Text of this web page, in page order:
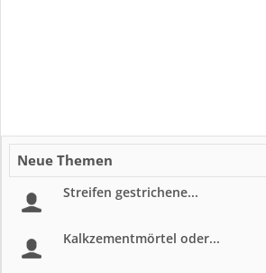
Neue Themen
Streifen gestrichene...
Kalkzementmörtel oder...